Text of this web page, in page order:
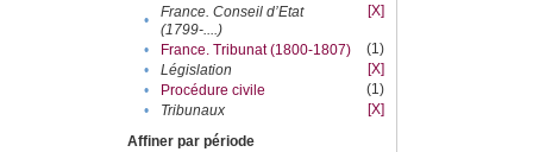
•
France. Conseil d’Etat
(1799-....)
[X]
• France. Tribunat (1800-1807)
(1)
•
Législation
[X]
•
Procédure civile
(1)
•
Tribunaux
[X]
Affiner par période